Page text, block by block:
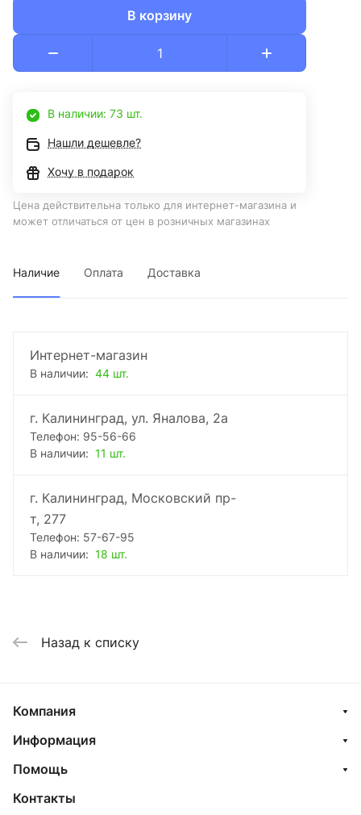
В корзину
В наличии: 73 шт.
Нашли дешевле?
Хочу в подарок
Цена действительна только для интернет-магазина и
может отличаться от цен в розничных магазинах
Наличие Оплата Доставка
Интернет-магазин
В наличии: 44 шт.
г. Калининград, ул. Яналова, 2а
Телефон: 95-56-66
В наличии: 11 шт.
г. Калининград, Московский пр-
т, 277
Телефон: 57-67-95
В наличии: 18 шт.
Назад к списку
Компания
Информация
Помощь
Контакты